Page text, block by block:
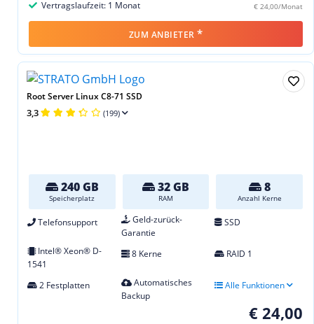
€ 24,00/Monat
Vertragslaufzeit: 1 Monat
ZUM ANBIETER *
Root Server Linux C8-71 SSD
3,3 (199)
240 GB
Speicherplatz
32 GB
RAM
8
Anzahl Kerne
Telefonsupport
Geld-zurück-
Garantie
SSD
Intel® Xeon® D-
1541
8 Kerne RAID 1
2 Festplatten
Automatisches
Backup
Alle Funktionen
€ 24,00